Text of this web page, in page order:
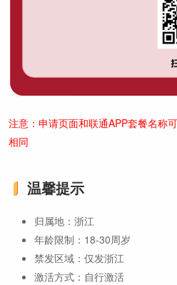
注意：申请页面和联通APP套餐名称
相同
温馨提示
归属地：浙江
年龄限制：18-30周岁
禁发区域：仅发浙江
激活方式：自行激活